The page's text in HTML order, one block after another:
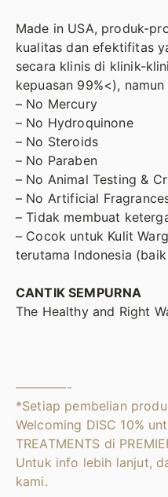
Made in USA, produk-
kualitas dan efektifitas
secara klinis di klinik-
kepuasan 99%<),
– No Mercury
– No Hydroquinone
– No Steroids
– No Paraben
– No Animal Testing &
– No Artificial
– Tidak membuat
– Cocok untuk Kulit
terutama Indonesia
CANTIK SEMPURNA
The Healthy and Right
————-
*Setiap pembelian
Welcoming DISC 10%
TREATMENTS di
Untuk info lebih lanjut,
kami.